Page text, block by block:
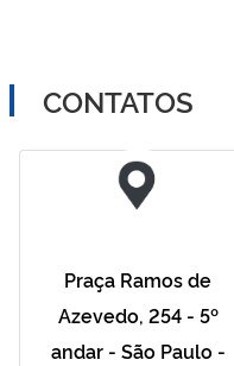
CONTATOS
Praça Ramos de
Azevedo, 254 - 5º
andar - São Paulo -